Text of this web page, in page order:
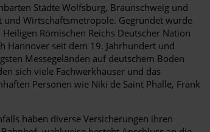
Städte Wolfsburg, Braunschweig und
Wirtschaftsmetropole. Gegründet wurde
Römischen Reichs Deutscher Nation
Hannover seit dem 19. Jahrhundert und
Messegeländen auf deutschem Boden
sich viele Fachwerkhäuser und das
Personen wie Niki de Saint Phalle, Frank
haben diverse Versicherungen ihren